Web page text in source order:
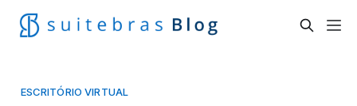
ESCRITÓRIO VIRTUAL